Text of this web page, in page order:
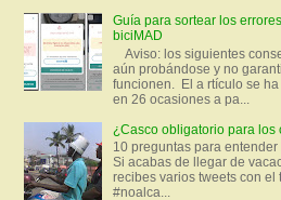
Guía para sortear los
biciMAD
Aviso: los siguientes
aún probándose y no
funcionen. El a rtículo se
en 26 ocasiones a pa...
¿Casco obligatorio para los
10 preguntas para
Si acabas de llegar de
recibes varios tweets con el
#noalca...